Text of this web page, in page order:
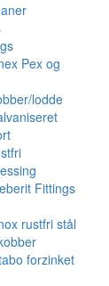
Pex og
lodde
Fittings
rustfri stål
forzinket